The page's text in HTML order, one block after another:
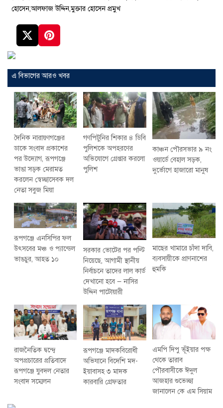
হোসেন,আলফাজ উদ্দিন,মুক্তার হোসেন প্রমুখ
এ বিভাগের আরও খবর
দৈনিক নারায়ণগঞ্জের
ডাকে সংবাদ প্রকাশের
পর উদ্যোগ, রূপগঞ্জে
ভাঙা সড়ক মেরামত
করলেন স্বেচ্ছাসেবক দল
নেতা সবুজ মিয়া
গণপিটুনির শিকার ৪ ডিবি
পুলিশকে অপহরণের
অভিযোগে গ্রেপ্তার করলো
পুলিশ
কাঞ্চন পৌরসভার ৯ নং
ওয়ার্ডে বেহাল সড়ক,
দুর্ভোগে হাজারো মানুষ
রূপগঞ্জে এনসিপির ফল
উৎসবের মঞ্চ ও প্যান্ডেল
ভাঙচুর, আহত ১০
সরকার ভোটের পর পল্টি
নিয়েছে, আগামী স্থানীয়
নির্বাচনে তাদের লাল কার্ড
দেখানো হবে — নাসির
উদ্দিন পাটোয়ারী
মাছের খামারে চাঁদা দাবি,
ব্যবসায়ীকে প্রাণনাশের
হুমকি
রাজনৈতিক দ্বন্দ্বে
অপপ্রচারের প্রতিবাদে
‎রূপগঞ্জে যুবদল নেতার
সংবাদ সম্মেলন ‎
রূপগঞ্জে মাদকবিরোধী
অভিযানে বিদেশি মদ-
ইয়াবাসহ ৩ মাদক
কারবারি গ্রেফতার
এমপি দিপু ভূঁইয়ার পক্ষ
থেকে তারাব
পৌরবাসীকে ঈদুল
আজহার শুভেচ্ছা
জানালেন কে এম সিয়াম